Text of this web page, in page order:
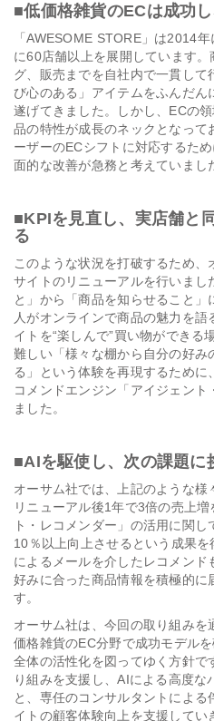
■低価格雑貨のECは成功
「AWESOME STORE」は2014
に60店舗以上を展開しています
グ、販売までを自社内で一貫して
び心のある」アイテムをふんだん
遂げてきました。しかし、ECの
品の特性が成長のネックとなって
ーザーのECシフトに対応するた
面的な改善が急務と考えていまし
■KPIを見直し、実店舗と
る
このような状況を打破するため
サイトのリニューアルを行いまし
と」から「商品を知らせること
人がオンラインで商品の魅力を
イトを“楽しんで”買い物ができる
難しい「様々な棚から自分の好み
る」という体験を再現するため
コメンドエンジン「アイジェン
ました。
■AIを駆使し、次の課題に
オーサム社では、上記のような様
リニューアル後1年で3倍の売上
ト・レコメンダー」の活用に関
10％以上向上させるという成果を
によるメールを介したレコメン
好みに合った商品情報を積極的に
す。
オーサム社は、今回の取り組み
価格雑貨のEC分野で成功モデル
全体の活性化を図ってゆく方針で
り組みを支援し、AIによる高度
と、専任のコンサルタントによ
イトの顧客体験向上を支援してい